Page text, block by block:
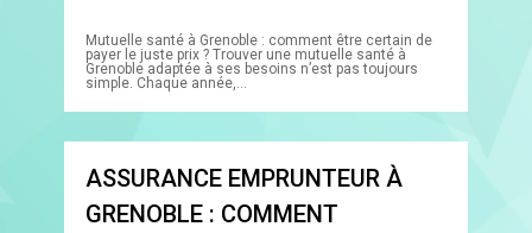
Mutuelle santé à Grenoble : comment être certain de
payer le juste prix ? Trouver une mutuelle santé à
Grenoble adaptée à ses besoins n’est pas toujours
simple. Chaque année,…
ASSURANCE EMPRUNTEUR À
GRENOBLE : COMMENT